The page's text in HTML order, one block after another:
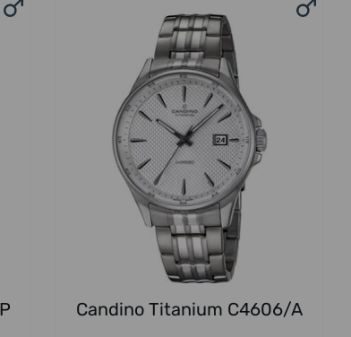
Candino Titanium C4606/A